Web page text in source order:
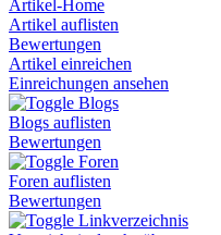
Artikel-Home
Artikel auflisten
Bewertungen
Artikel einreichen
Einreichungen ansehen
Blogs
Blogs auflisten
Bewertungen
Foren
Foren auflisten
Bewertungen
Linkverzeichnis